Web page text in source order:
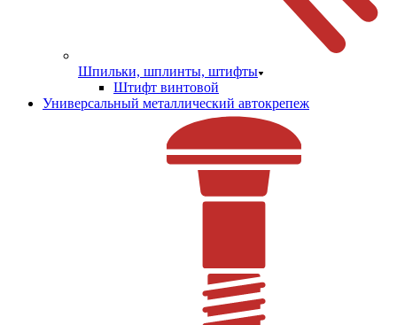
Шпильки, шплинты, штифты
Штифт винтовой
Универсальный металлический автокрепеж